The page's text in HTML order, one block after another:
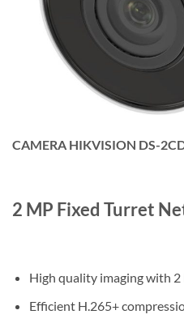
CAMERA HIKVISION DS-
2 MP Fixed Turret
High quality imaging with
Efficient H.265+